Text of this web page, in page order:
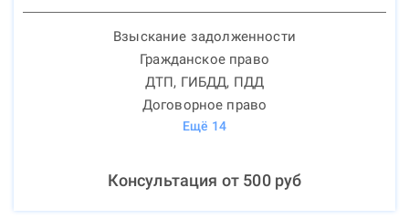
Взыскание задолженности
Гражданское право
ДТП, ГИБДД, ПДД
Договорное право
Ещё 14
Консультация от 500руб